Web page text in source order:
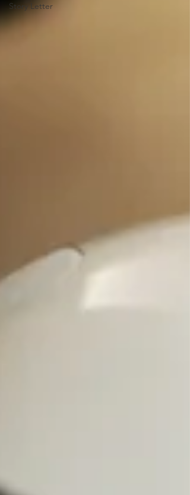
Story Letter